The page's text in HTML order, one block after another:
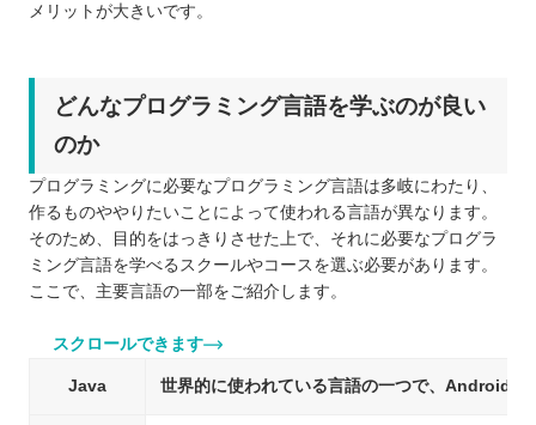
メリットが大きいです。
どんなプログラミング言語を学ぶのが良い
のか
プログラミングに必要なプログラミング言語は多岐にわたり、
作るものややりたいことによって使われる言語が異なります。
そのため、目的をはっきりさせた上で、それに必要なプログラ
ミング言語を学べるスクールやコースを選ぶ必要があります。
ここで、主要言語の一部をご紹介します。
スクロールできます
Java 世界的に使われている言語の一つで、Androidア